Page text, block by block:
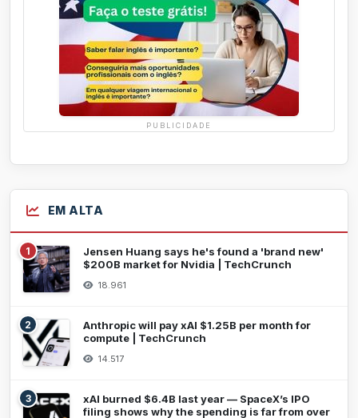
PUBLICIDADE
EM ALTA
1
Jensen Huang says he's found a 'brand new'
$200B market for Nvidia | TechCrunch
18.961
2
Anthropic will pay xAI $1.25B per month for
compute | TechCrunch
14.517
3
xAI burned $6.4B last year — SpaceX’s IPO
filing shows why the spending is far from over